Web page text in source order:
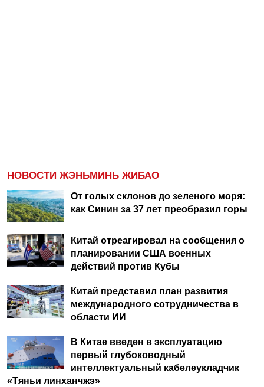
НОВОСТИ ЖЭНЬМИНЬ ЖИБАО
От голых склонов до зеленого моря:
как Синин за 37 лет преобразил горы
Китай отреагировал на сообщения о
планировании США военных
действий против Кубы
Китай представил план развития
международного сотрудничества в
области ИИ
В Китае введен в эксплуатацию
первый глубоководный
интеллектуальный кабелеукладчик
«Тяньи линханчжэ»